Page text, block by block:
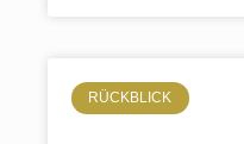
RÜCKBLICK